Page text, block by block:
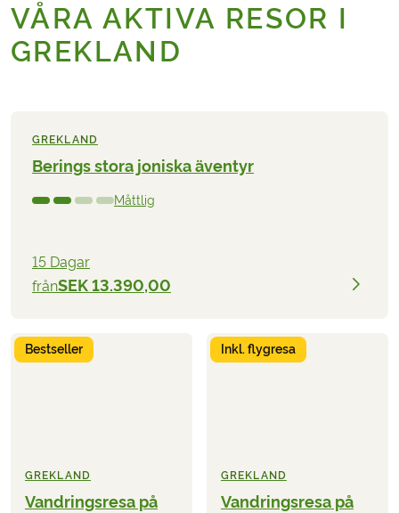
GREKLAND
Berings stora joniska äventyr
Måttlig
15 Dagar
frånSEK 13.390,00
VÅRA AKTIVA RESOR I
GREKLAND
Bestseller
GREKLAND
Vandringsresa på
Inkl. flygresa
GREKLAND
Vandringsresa på